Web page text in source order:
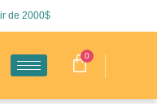
de 2000$
0